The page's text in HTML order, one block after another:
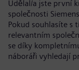
Udělal/a jste první
společnosti
Pokud souhlasíte s
relevantním
se díky
náboráři vyhledají